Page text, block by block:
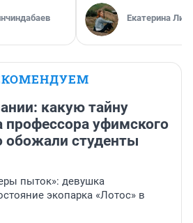
Екатерина
какую тайну
профессора уфимского
обожали студенты
пыток»: девушка
экопарка «Лотос» в